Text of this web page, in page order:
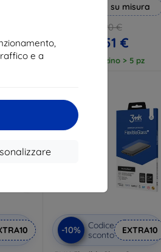
e a
pz
Realizzato su misura
13,90 €
12,51 €
In magazzino > 5 pz
-10%
Codice
sconto
EXTRA10